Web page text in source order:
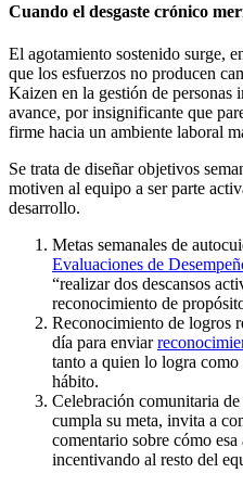
Cuando el desgaste crónico
El agotamiento sostenido surge,
que los esfuerzos no producen
Kaizen en la gestión de personas
avance, por insignificante que
firme hacia un ambiente laboral
Se trata de diseñar objetivos
motiven al equipo a ser parte
desarrollo.
Metas semanales de
Evaluaciones de
“realizar dos descansos
reconocimiento de
Reconocimiento de logros
día para enviar
tanto a quien lo logra
hábito.
Celebración comunitaria
cumpla su meta, invita a
comentario sobre cómo
incentivando al resto del